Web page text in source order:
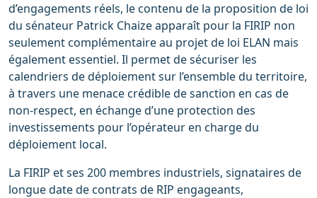
d’engagements réels, le contenu de la proposition de loi
du sénateur Patrick Chaize apparaît pour la FIRIP non
seulement complémentaire au projet de loi ELAN mais
également essentiel. Il permet de sécuriser les
calendriers de déploiement sur l’ensemble du territoire,
à travers une menace crédible de sanction en cas de
non-respect, en échange d’une protection des
investissements pour l’opérateur en charge du
déploiement local.
La FIRIP et ses 200 membres industriels, signataires de
longue date de contrats de RIP engageants,